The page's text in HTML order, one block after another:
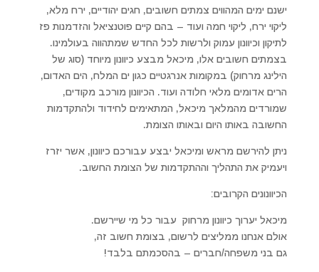
ישנם ימים המהווים צמתים חשובים, חגים יהודיים, ירח מלא,
ליקוי ירח, ליקוי חמה ועוד – בהם קיים פוטנציאל והזדמנות פז
לתיקון וכיוונון עמוק ולרשות לכל החדש שמתהווה בעולמינו.
בצמתים חשובים אלו, מיכאל מבצע כיוונון מיוחד (סוג של
הילינג מרחוק) במקומות אנרגטיים כגון ים המלח, הים האדום,
הרים אדומים מלאי חלודה ועוד. הכיוונון מורכב מקודים,
שמורדים מהמלאך מיכאל, המתאימים לחידוד ולהתקדמות
החשובה באותו היום ובאותו הצומת.
ניתן להירשם מראש ומיכאל יבצע עבורכם כיוונון, אשר יזרז
ויעמיק את התהליך וההתקדמות של הצומת החשוב.
הכיוונונים הקרובים:
מיכאל יערוך כיוונון מרחוק עבור כל מי שיירשם.
אולם אנחנו ממליצים לרשום, בצומת חשוב זה,
גם בני משפחה/חברים – בהסכמתם בלבד!